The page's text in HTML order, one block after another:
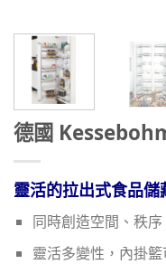
德國
靈活的拉出式食品儲
同時創造空間、秩序
靈活多變性，內掛籃